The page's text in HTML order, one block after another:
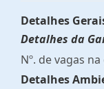
Detalhes
Detalhes da
Nº. de vagas
Detalhes